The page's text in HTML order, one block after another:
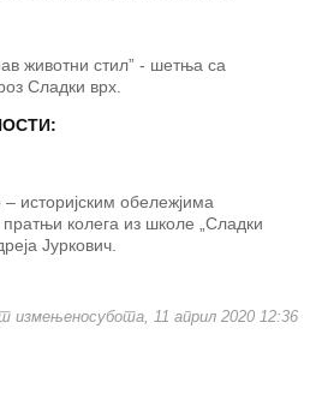
животни стил” - шетња са
Сладки врх.
историјским обележјима
колега из школе „Сладки
Јуркович.
измењеносубота, 11 април 2020 12:36